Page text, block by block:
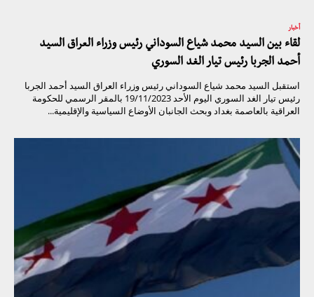
أخبار
لقاء بين السيد محمد شياع السوداني رئيس وزراء العراق السيد
أحمد الجربا رئيس تيار الغد السوري
استقبل السيد محمد شياع السوداني رئيس وزراء العراق السيد أحمد الجربا
رئيس تيار الغد السوري اليوم الأحد 19/11/2023 بالمقر الرسمي للحكومة
العراقية بالعاصمة بغداد وبحث الجانبان الأوضاع السياسية والإقليمية...